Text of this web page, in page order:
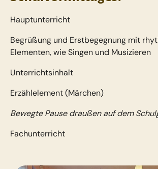
Hauptunterricht
Begrüßung und Erstbegegnung mit
Elementen, wie Singen und Musizieren
Unterrichtsinhalt
Erzählelement (Märchen)
Bewegte Pause draußen auf dem
Fachunterricht